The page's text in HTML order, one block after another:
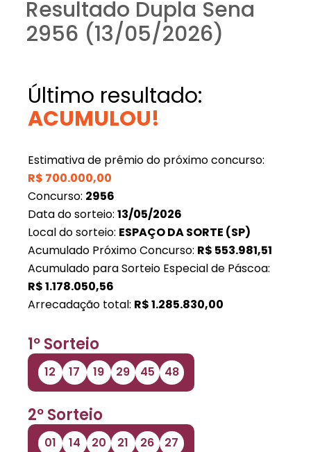
Resultado Dupla Sena
2956 (13/05/2026)
Último resultado:
ACUMULOU!
Estimativa de prêmio do próximo concurso:
R$ 700.000,00
Concurso: 2956
Data do sorteio: 13/05/2026
Local do sorteio: ESPAÇO DA SORTE (SP)
Acumulado Próximo Concurso: R$ 553.981,51
Acumulado para Sorteio Especial de Páscoa:
R$1.178.050,56
Arrecadação total: R$1.285.830,00
1º Sorteio
12 17 19 29 45 48
2º Sorteio
01 14 20 21 26 27